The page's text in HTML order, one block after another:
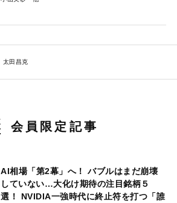
太田昌克
会員限定記事
AI相場「第2幕」へ！ バブルはまだ崩壊
していない…大化け期待の注目銘柄５
選！ NVIDIA一強時代に終止符を打つ「誰